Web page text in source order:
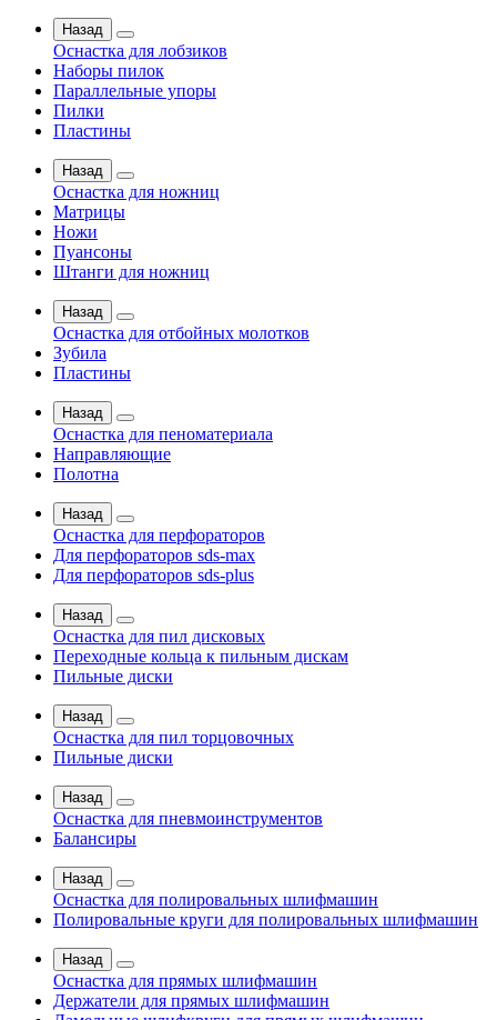
Назад
Оснастка для лобзиков
Наборы пилок
Параллельные упоры
Пилки
Пластины
Назад
Оснастка для ножниц
Матрицы
Ножи
Пуансоны
Штанги для ножниц
Назад
Оснастка для отбойных молотков
Зубила
Пластины
Назад
Оснастка для пеноматериала
Направляющие
Полотна
Назад
Оснастка для перфораторов
Для перфораторов sds-max
Для перфораторов sds-plus
Назад
Оснастка для пил дисковых
Переходные кольца к пильным дискам
Пильные диски
Назад
Оснастка для пил торцовочных
Пильные диски
Назад
Оснастка для пневмоинструментов
Балансиры
Назад
Оснастка для полировальных шлифмашин
Полировальные круги для полировальных шлифмашин
Назад
Оснастка для прямых шлифмашин
Держатели для прямых шлифмашин